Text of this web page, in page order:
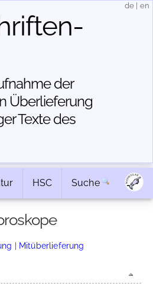
der
Über­lieferung
Texte des
de en
HSC Suche
| Mitüberlieferung